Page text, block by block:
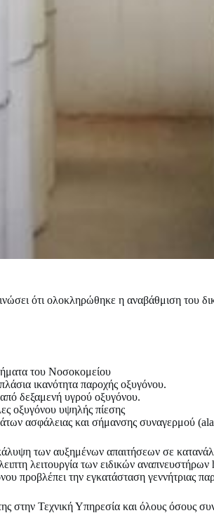
ότι ολοκληρώθηκε η αναβάθμιση του
του Νοσοκομείου
ικανότητα παροχής οξυγόνου.
δεξαμενή υγρού οξυγόνου.
οξυγόνου υψηλής πίεσης
ασφάλειας και σήμανσης συναγερμού
των αυξημένων απαιτήσεων σε
λειτουργία των ειδικών
προβλέπει την εγκατάσταση γεννήτριας
στην Τεχνική Υπηρεσία και όλους όσους